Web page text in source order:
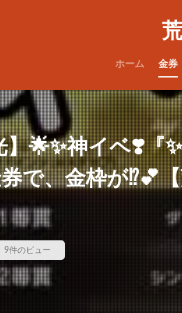
ホーム 金券
】🌟✨神イベ❣️『
で、金枠が⁉️💕
9件のビュー